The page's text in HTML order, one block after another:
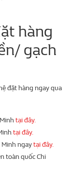
hàng
gạch
đặt hàng ngay qua
tại đây.
tại đây.
Minh ngaytại đây.
toàn quốc Chi